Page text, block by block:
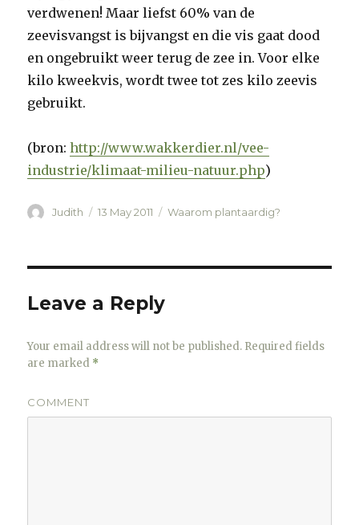
verdwenen! Maar liefst 60% van de
zeevisvangst is bijvangst en die vis gaat dood
en ongebruikt weer terug de zee in. Voor elke
kilo kweekvis, wordt twee tot zes kilo zeevis
gebruikt.
(bron:http://www.wakkerdier.nl/vee-
industrie/klimaat-milieu-natuur.php)
Author
Judith
Posted
13 May 2011 Categories
Waarom plantaardig?
Leave a Reply
Your email address will not be published. Required fields
are marked *
COMMENT